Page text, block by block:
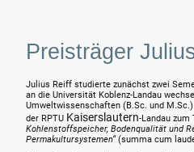
Preisträger
Julius Reiff studierte zunächst zwei
an die Universität Koblenz-Landau
Umweltwissenschaften (B.Sc. und
der RPTU Kaiserslautern-Landau zum
Kohlenstoffspeicher, Bodenqualität und
Permakultursystemen“(summa cum